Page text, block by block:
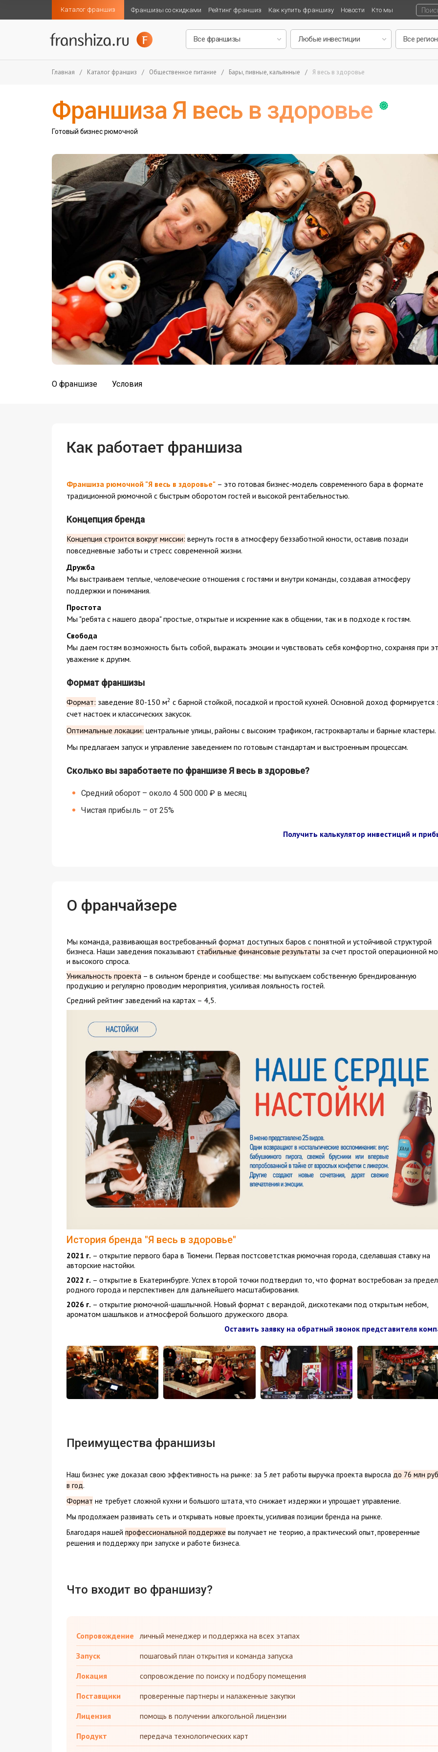
Каталог франшиз Франшизы со скидками Рейтинг франшиз Как купить франшизу Новости Кто мы
Главная / Каталог франшиз / Общественное питание / Бары, пивные, кальянные / Я весь в здоровье
Франшиза Я весь в здоровье
Готовый бизнес рюмочной
О франшизе Условия
Как работает франшиза
Франшиза рюмочной "Я весь в здоровье"– это готовая бизнес-модель современного бара в формате
традиционной рюмочной с быстрым оборотом гостей и высокой рентабельностью.
Концепция бренда
Концепция строится вокруг миссии: вернуть гостя в атмосферу беззаботной юности, оставив позади
повседневные заботы и стресс современной жизни.
Дружба
Мы выстраиваем теплые, человеческие отношения с гостями и внутри команды, создавая атмосферу
поддержки и понимания.
Простота
Мы "ребята с нашего двора" простые, открытые и искренние как в общении, так и в подходе к гостям.
Свобода
Мы даем гостям возможность быть собой, выражать эмоции и чувствовать себя комфортно, сохраняя при
уважение к другим.
Формат франшизы
Формат: заведение 80-150 м2 с барной стойкой, посадкой и простой кухней. Основной доход формируется
счет настоек и классических закусок.
Оптимальные локации: центральные улицы, районы с высоким трафиком, гастрокварталы и барные кластеры.
Мы предлагаем запуск и управление заведением по готовым стандартам и выстроенным процессам.
Сколько вы заработаете по франшизе Я весь в здоровье?
Средний оборот – около 4 500 000 ₽ в месяц
Чистая прибыль – от 25%
Получить калькулятор инвестиций и
О франчайзере
Мы команда, развивающая востребованный формат доступных баров с понятной и устойчивой структурой
бизнеса. Наши заведения показывают стабильные финансовые результаты за счет простой операционной
и высокого спроса.
Уникальность проекта– в сильном бренде и сообществе: мы выпускаем собственную брендированную
продукцию и регулярно проводим мероприятия, усиливая лояльность гостей.
Средний рейтинг заведений на картах – 4,5.
История бренда "Я весь в здоровье"
2021 г. – открытие первого бара в Тюмени. Первая постсоветсткая рюмочная города, сделавшая ставку на
авторские настойки.
2022 г. – открытие в Екатеринбурге. Успех второй точки подтвердил то, что формат востребован за
родного города и перспективен для дальнейшего масштабирования.
2026 г. – открытие рюмочной-шашлычной. Новый формат с верандой, дискотеками под открытым небом,
ароматом шашлыков и атмосферой большого дружеского двора.
Оставить заявку на обратный звонок представителя
Преимущества франшизы
Наш бизнес уже доказал свою эффективность на рынке: за 5 лет работы выручка проекта выросла до 76 млн
в год.
Формат не требует сложной кухни и большого штата, что снижает издержки и упрощает управление.
Мы продолжаем развивать сеть и открывать новые проекты, усиливая позиции бренда на рынке.
Благодаря нашей профессиональной поддержке вы получает не теорию, а практический опыт, проверенные
решения и поддержку при запуске и работе бизнеса.
Что входит во франшизу?
Сопровождение личный менеджер и поддержка на всех этапах
Запуск пошаговый план открытия и команда запуска
Локация сопровождение по поиску и подбору помещения
Поставщики проверенные партнеры и налаженные закупки
Лицензия помощь в получении алкогольной лицензии
Продукт передача технологических карт